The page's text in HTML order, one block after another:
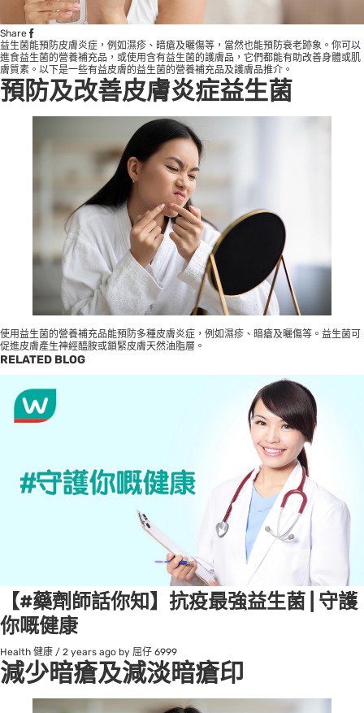
Share
益生菌能預防皮膚炎症，例如濕疹、暗瘡及曬傷等，當然也能預防衰老跡象。你可以
進食益生菌的營養補充品，或使用含有益生菌的護膚品，它們都能有助改善身體或肌
膚質素。以下是一些有益皮膚的益生菌的營養補充品及護膚品推介。
預防及改善皮膚炎症益生菌
使用益生菌的營養補充品能預防多種皮膚炎症，例如濕疹、暗瘡及曬傷等。益生菌可
促進皮膚產生神經醯胺或鎖緊皮膚天然油脂層。
RELATED BLOG
【#藥劑師話你知】抗疫最強益生菌 | 守護
你嘅健康
Health 健康 / 2 years ago by 屈仔 6999
減少暗瘡及減淡暗瘡印